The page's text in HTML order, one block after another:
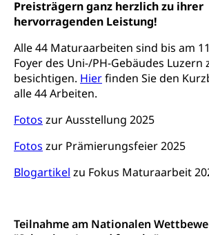
Preisträgern ganz herzlich zu ihrer
hervorragenden Leistung!
Alle 44 Maturaarbeiten sind bis am
Foyer des Uni-/PH-Gebäudes Luzern
besichtigen. Hierfinden Sie den
alle 44 Arbeiten.
Fotos zur Ausstellung 2025
Fotos zur Prämierungsfeier 2025
Blogartikel zu Fokus Maturaarbeit
Teilnahme am Nationalen
Zivilstandsamt, Zivilstandsregiste
Adoptivkind, Adoptiveltern,
Adoptionsverfahren, elterliche
Sorge
Adoption
Aufenthaltsbewilligungen
Niederlassungsbewilligung, Aufenthalt,
Niederlassung, Wohnsitz
Amt für Migration
Ausweise und Bescheinigungen